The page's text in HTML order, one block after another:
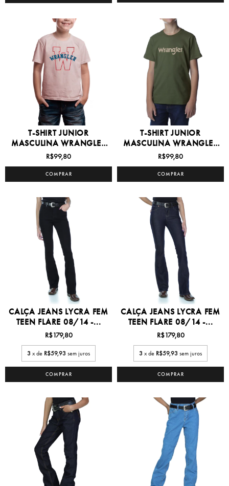
T-SHIRT JUNIOR
MASCULINA WRANGLER
8/16 -...
R$99,80
COMPRAR
T-SHIRT JUNIOR
MASCULINA WRANGLER
8/16 -...
R$99,80
COMPRAR
CALÇA JEANS LYCRA FEM
TEEN FLARE 08/14 -...
R$179,80
3 x de R$59,93 sem juros
COMPRAR
CALÇA JEANS LYCRA FEM
TEEN FLARE 08/14 -...
R$179,80
3 x de R$59,93 sem juros
COMPRAR